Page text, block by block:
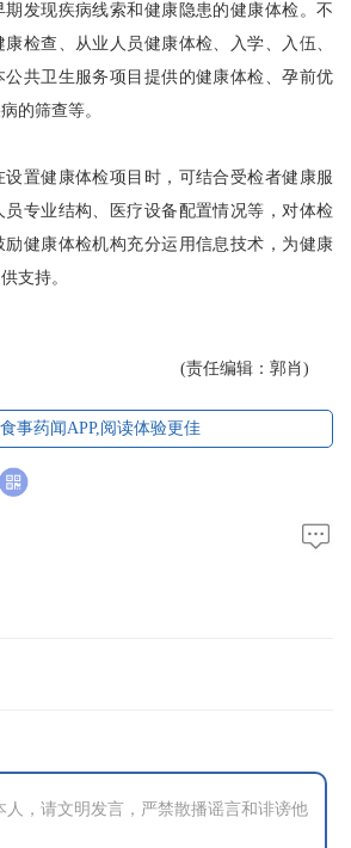
发现疾病线索和健康隐患的健康体检。不
检查、从业人员健康体检、入学、入伍、
共卫生服务项目提供的健康体检、孕前优
的筛查等。
健康体检项目时，可结合受检者健康服
专业结构、医疗设备配置情况等，对体检
健康体检机构充分运用信息技术，为健康
支持。
(责任编辑：郭肖)
事药闻APP,阅读体验更佳